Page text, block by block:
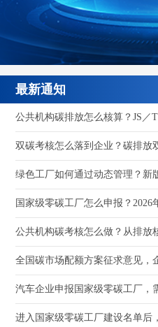
最新通知
公共机构碳排放怎么核算？JS／
绿色工厂如何通过动态管理？新
国家级零碳工厂怎么申报？
公共机构碳考核怎么做？从排放
全国碳市场配额方案征求意见，
汽车企业申报国家级零碳工厂，
进入国家级零碳工厂建设名单后